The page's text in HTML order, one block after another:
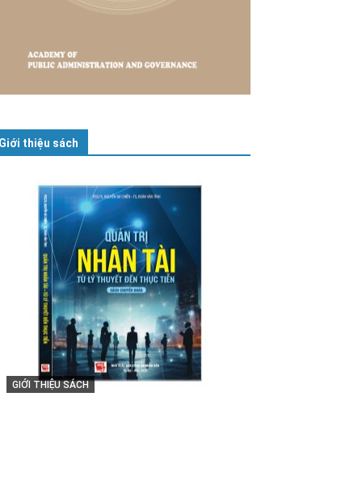
Giới thiệu sách
GIỚI THIỆU SÁCH
Cuốn sách “Tuyệt đối trung thành
với Tổ quốc, với Đảng, Nhà nước